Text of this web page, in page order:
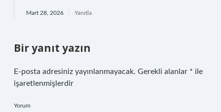
Mart 28, 2026 Yanıtla
Bir yanıt yazın
E-posta adresiniz yayınlanmayacak. Gerekli alanlar * ile
işaretlenmişlerdir
Yorum